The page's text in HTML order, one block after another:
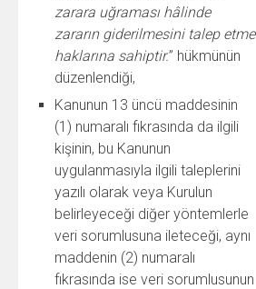
zarara uğraması hâlinde
zararın giderilmesini talep etme
haklarına sahiptir.” hükmünün
düzenlendiği,
Kanunun 13 üncü maddesinin
(1) numaralı fıkrasında da ilgili
kişinin, bu Kanunun
uygulanmasıyla ilgili taleplerini
yazılı olarak veya Kurulun
belirleyeceği diğer yöntemlerle
veri sorumlusuna ileteceği, aynı
maddenin (2) numaralı
fıkrasında ise veri sorumlusunun